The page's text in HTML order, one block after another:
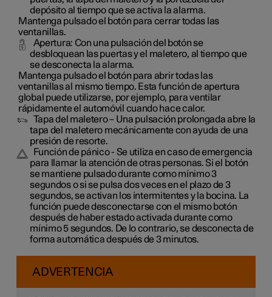
depósito al tiempo que se activa la alarma.
Mantenga pulsado el botón para cerrar todas las
ventanillas.
Apertura: Con una pulsación del botón se
desbloquean las puertas y el maletero, al tiempo que
se desconecta la alarma.
Mantenga pulsado el botón para abrir todas las
ventanillas al mismo tiempo. Esta función de apertura
global puede utilizarse, por ejemplo, para ventilar
rápidamente el automóvil cuando hace calor.
Tapa del maletero– Una pulsación prolongada abre la
tapa del maletero mecánicamente con ayuda de una
presión de resorte.
Función de pánico- Se utiliza en caso de emergencia
para llamar la atención de otras personas. Si el botón
se mantiene pulsado durante como mínimo 3
segundos o si se pulsa dos veces en el plazo de 3
segundos, se activan los intermitentes y la bocina. La
función puede desconectarse con el mismo botón
después de haber estado activada durante como
mínimo 5 segundos. De lo contrario, se desconecta de
forma automática después de 3 minutos.
ADVERTENCIA